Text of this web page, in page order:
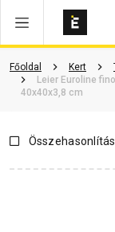
Főoldal Kert
Leier Euroline
40x40x3,8 cm
Vásárlói vélemények
Összehasonlítás